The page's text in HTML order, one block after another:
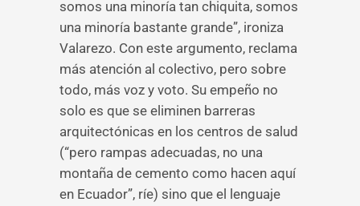
somos una minoría tan chiquita, somos
una minoría bastante grande”, ironiza
Valarezo. Con este argumento, reclama
más atención al colectivo, pero sobre
todo, más voz y voto. Su empeño no
solo es que se eliminen barreras
arquitectónicas en los centros de salud
(“pero rampas adecuadas, no una
montaña de cemento como hacen aquí
en Ecuador”, ríe) sino que el lenguaje